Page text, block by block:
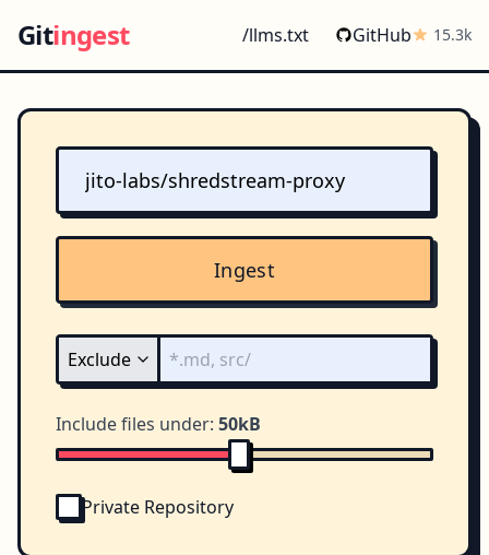
Gitingest /llms.txt GitHub 15.3k
Ingest
Include files under: 50kB
Private Repository